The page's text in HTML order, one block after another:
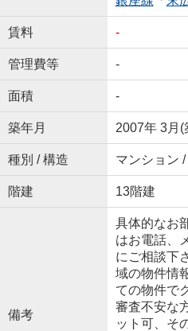
賃料 -
管理費等 -
面積 -
築年月 2007年 3月(
種別 / 構造 マンション
階建 13階建
備考
具体的なお
はお電話、
にご相談下
域の物件情
ての物件で
審査不安な
ット可、そ